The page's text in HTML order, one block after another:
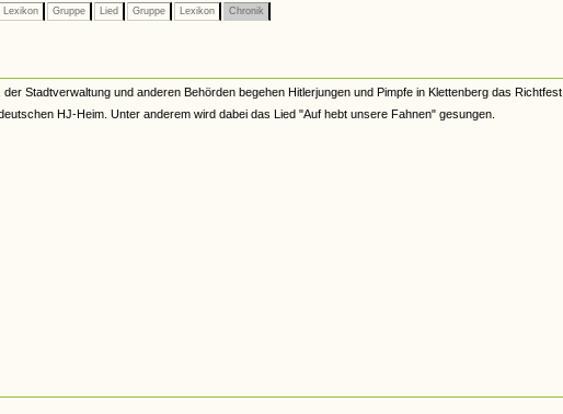
Lexikon Gruppe Lied Gruppe Lexikon Chronik
Stadtverwaltung und anderen Behörden begehen Hitlerjungen und Pimpfe in Klettenberg das Richtfest
HJ-Heim. Unter anderem wird dabei das Lied "Auf hebt unsere Fahnen" gesungen.